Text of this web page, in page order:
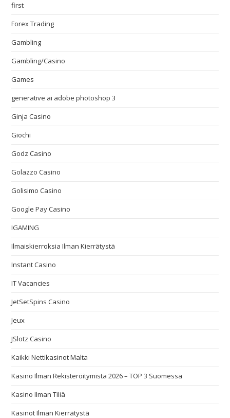
first
Forex Trading
Gambling
Gambling/Casino
Games
generative ai adobe photoshop 3
Ginja Casino
Giochi
Godz Casino
Golazzo Casino
Golisimo Casino
Google Pay Casino
IGAMING
Ilmaiskierroksia Ilman Kierrätystä
Instant Casino
IT Vacancies
JetSetSpins Casino
Jeux
JSlotz Casino
Kaikki Nettikasinot Malta
Kasino Ilman Rekisteröitymistä 2026 – TOP 3 Suomessa
Kasino Ilman Tiliä
Kasinot Ilman Kierrätystä